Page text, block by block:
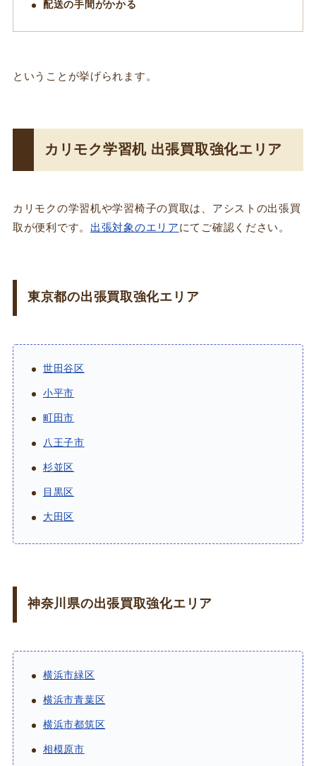
配送の手間がかかる
ということが挙げられます。
カリモク学習机 出張買取強化エリア
カリモクの学習机や学習椅子の買取は、アシストの出張買
取が便利です。 出張対象のエリア にてご確認ください。
東京都の出張買取強化エリア
世田谷区
小平市
町田市
八王子市
杉並区
目黒区
大田区
神奈川県の出張買取強化エリア
横浜市緑区
横浜市青葉区
横浜市都筑区
相模原市